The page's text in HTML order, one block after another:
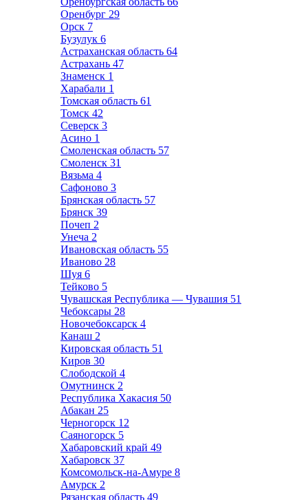
Оренбург 29
Орск 7
Бузулук 6
Астраханская область 64
Астрахань 47
Знаменск 1
Харабали 1
Томская область 61
Томск 42
Северск 3
Асино 1
Смоленская область 57
Смоленск 31
Вязьма 4
Сафоново 3
Брянская область 57
Брянск 39
Почеп 2
Унеча 2
Ивановская область 55
Иваново 28
Шуя 6
Тейково 5
Чувашская Республика — Чувашия 51
Чебоксары 28
Новочебоксарск 4
Канаш 2
Кировская область 51
Киров 30
Слободской 4
Омутнинск 2
Республика Хакасия 50
Абакан 25
Черногорск 12
Саяногорск 5
Хабаровский край 49
Хабаровск 37
Комсомольск-на-Амуре 8
Амурск 2
Рязанская область 49